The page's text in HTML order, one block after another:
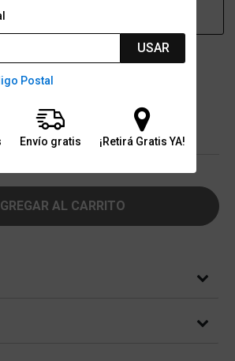
USAR
Postal
Envío gratis ¡Retirá Gratis YA!
en sucursales
AL CARRITO